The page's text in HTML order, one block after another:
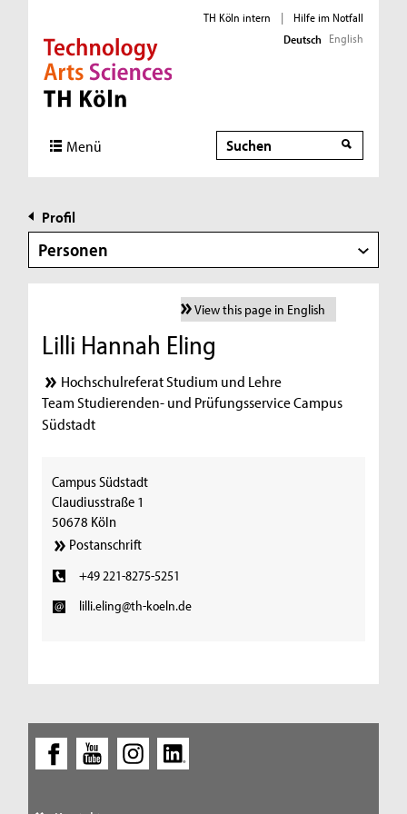
Direkt zur Hauptnavigation
Direkt zur Subnavigation
Direkt zum Inhalt
Direkt zum Fußbereich
TH Köln intern |
Hilfe im Notfall
Deutsch English
Menü Suche
Profil
Personen
View this page in English
Lilli Hannah Eling
Hochschulreferat Studium und Lehre
Team Studierenden- und Prüfungsservice Campus
Südstadt
Campus Südstadt
Claudiusstraße 1
50678 Köln
Postanschrift
+49 221-8275-5251
lilli.eling@th-koeln.de